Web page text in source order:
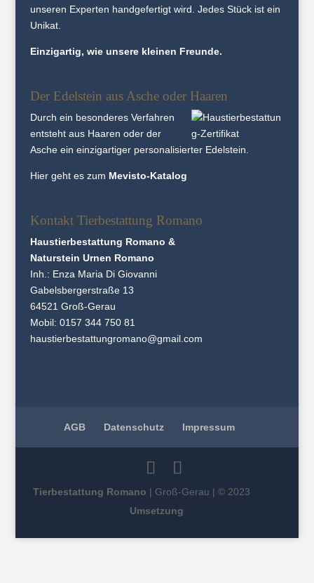
unseren Experten hand­gefertigt wird. Jedes Stück ist ein
Unikat.
Einzigartig, wie unsere kleinen Freunde.
Der Edelstein aus Asche oder Haaren
Durch ein besonderes Verfahren
entsteht aus Haaren oder der
Asche ein einzigartiger personalisierter Edelstein.
Hier geht es zum Mevisto-Katalog
Kontakt Tierbestattung Romano
Haustierbestattung Romano &
Naturstein Urnen Romano
Inh.: Enza Maria Di Giovanni
Gabelsbergerstraße 13
64521 Groß-Gerau
Mobil: 0157 344 750 81
haustierbestattungromano@gmail.com
AGB Datenschutz Impressum
Tierbestattung Romano | Groß-Gerau | © 2023
Umsetzung